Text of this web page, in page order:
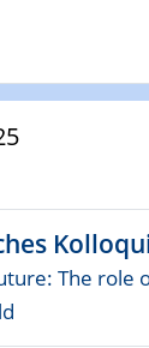
Seminar
Reisner
The role